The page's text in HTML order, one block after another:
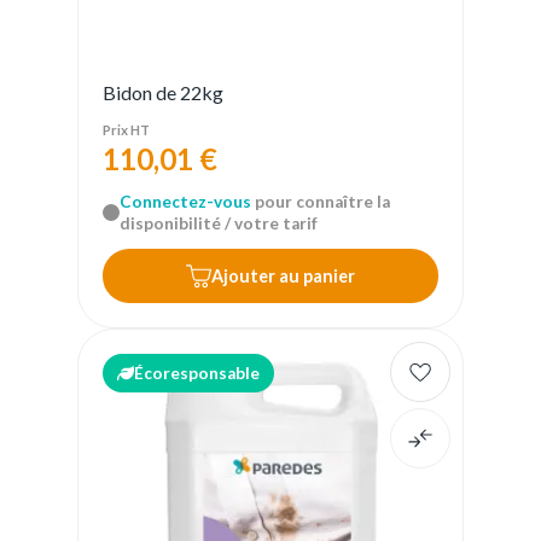
Bidon de 22kg
Prix HT
110,01 €
Connectez-vous pour connaître la
disponibilité / votre tarif
Ajouter au panier
Écoresponsable